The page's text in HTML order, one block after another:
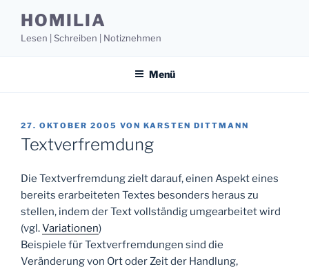
Inhalt
springen
HOMILIA
Lesen | Schreiben | Notiznehmen
Menü
VERÖFFENTLICHT
AM
27. OKTOBER 2005 VON KARSTEN DITTMANN
Textverfremdung
Die Textverfremdung zielt darauf, einen Aspekt eines
bereits erarbeiteten Textes besonders heraus zu
stellen, indem der Text vollständig umgearbeitet wird
(vgl.Variationen)
Beispiele für Textverfremdungen sind die
Veränderung von Ort oder Zeit der Handlung,